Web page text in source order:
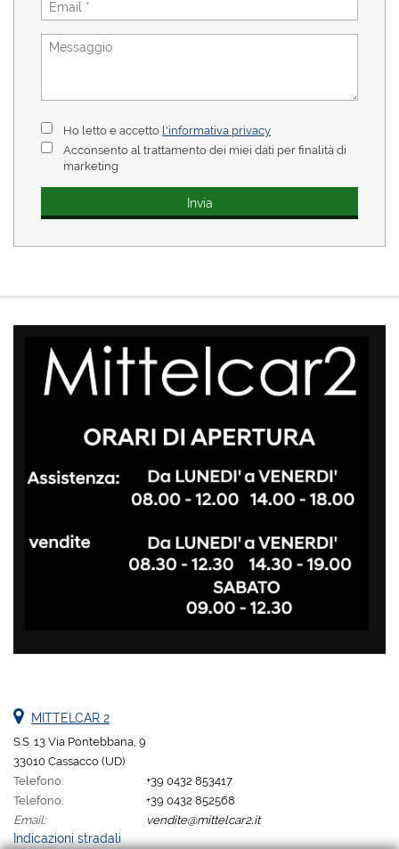
Ho letto e accetto l'informativa privacy
Acconsento al trattamento dei miei dati per finalità di
marketing
MITTELCAR 2
S.S. 13 Via Pontebbana, 9
33010 Cassacco (UD)
Telefono:
+39 0432 853417
Telefono:
+39 0432 852568
Email:
vendite@mittelcar2.it
Indicazioni stradali